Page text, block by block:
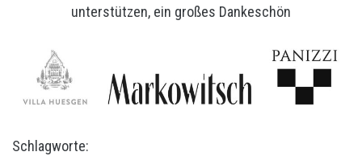
unterstützen, ein großes Dankeschön
Schlagworte: